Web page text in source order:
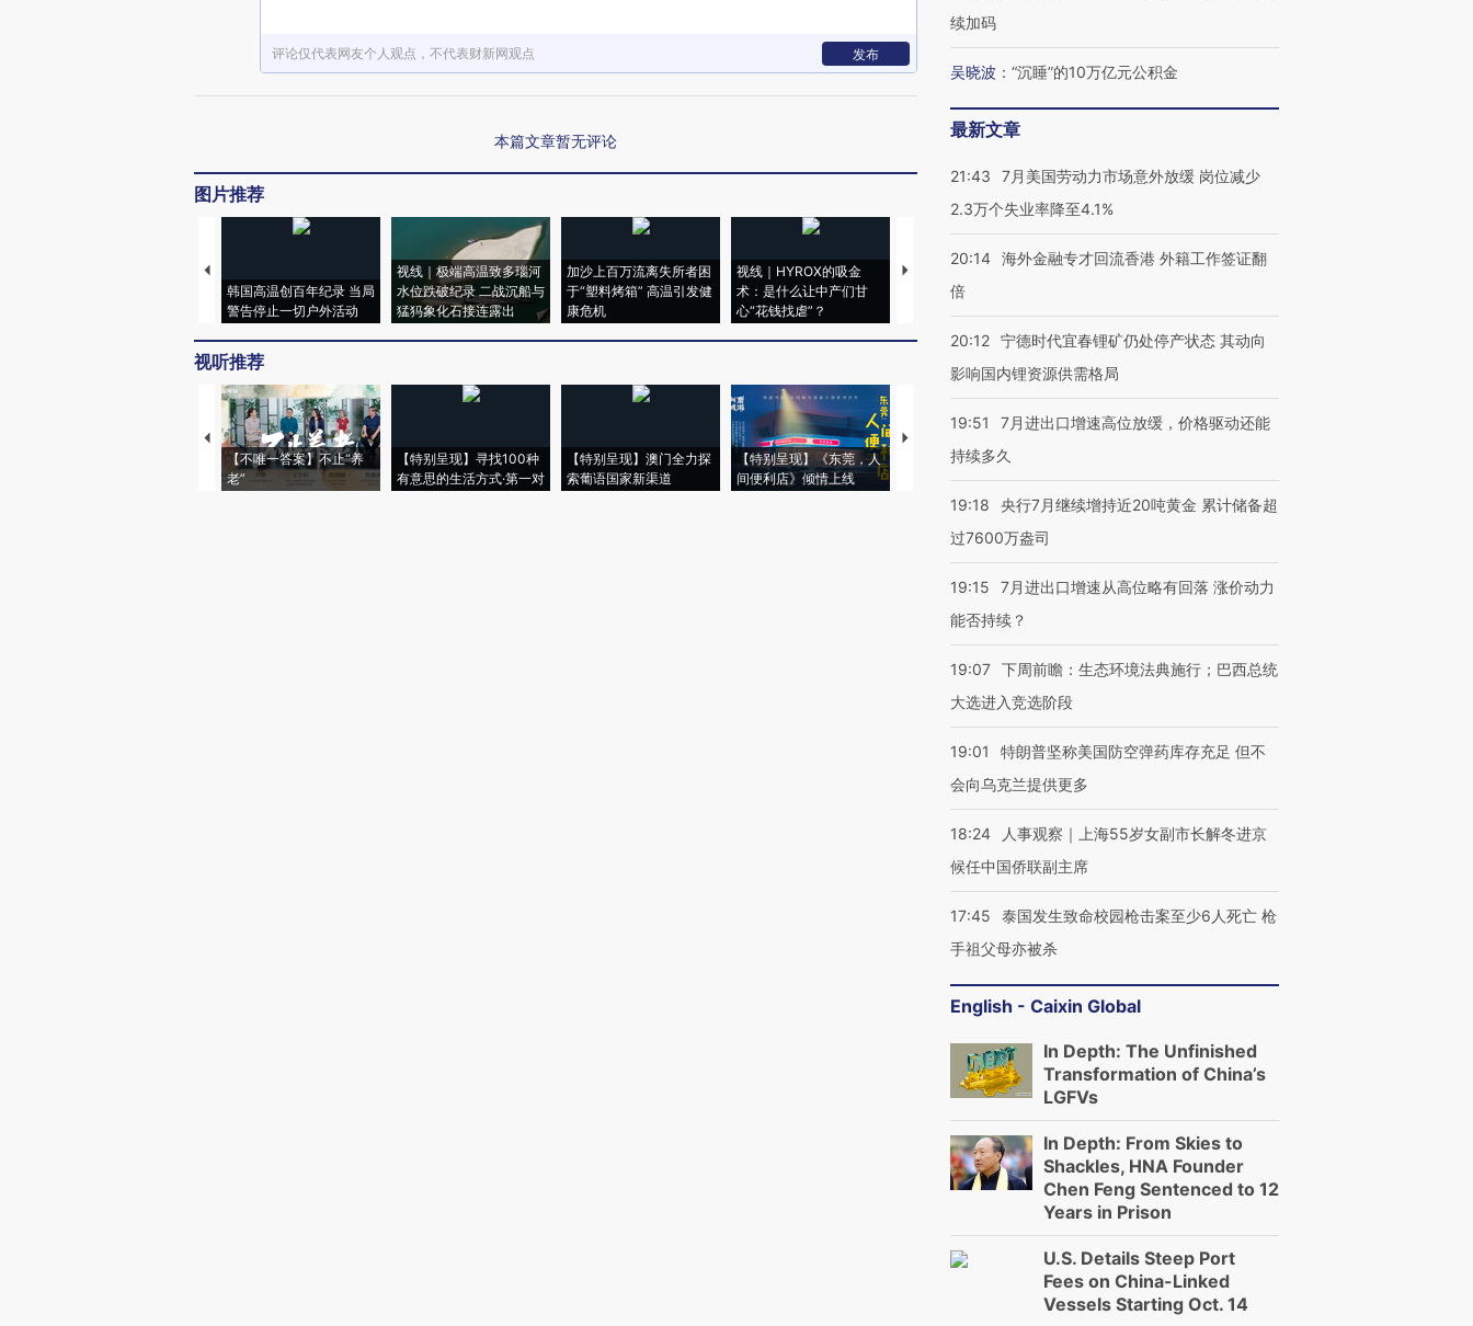
评论仅代表网友个人观点，不代表财新网观点 发布
本篇文章暂无评论
图片推荐
韩国高温创百年纪录 当局
警告停止一切户外活动
视线｜极端高温致多瑙河
水位跌破纪录 二战沉船与
猛犸象化石接连露出
加沙上百万流离失所者困
于“塑料烤箱” 高温引发健
康危机
视线｜HYROX的吸金
术：是什么让中产们甘
心“花钱找虐”？
马航飞行员跨国走私7万
粒摇头丸 尿检体内含3种
视线｜被称为“蟑螂”的印
视线｜“入侵”还是“人道危
视听推荐
【不唯一答案】不止“养
老”
【特别呈现】寻找100种
有意思的生活方式·第一对
【特别呈现】澳门全力探
索葡语国家新渠道
【特别呈现】《东莞，人
间便利店》倾情上线
【推广】走进第四届链博
会，让数智科技“链”接产
有意思的生活方式·第三对
住三大增长引擎是什么？
续加码
吴晓波 ： “沉睡”的10万亿元公积金
最新文章
21:43
7月美国劳动力市场意外放缓 岗位减少
2.3万个失业率降至4.1%
20:14 海外金融专才回流香港 外籍工作签证翻
倍
20:12 宁德时代宜春锂矿仍处停产状态 其动向
影响国内锂资源供需格局
19:51
7月进出口增速高位放缓，价格驱动还能
持续多久
19:18
央行7月继续增持近20吨黄金 累计储备超
过7600万盎司
19:15
7月进出口增速从高位略有回落 涨价动力
能否持续？
19:07 下周前瞻：生态环境法典施行；巴西总统
大选进入竞选阶段
19:01
特朗普坚称美国防空弹药库存充足 但不
会向乌克兰提供更多
18:24
人事观察｜上海55岁女副市长解冬进京
候任中国侨联副主席
17:45
泰国发生致命校园枪击案至少6人死亡 枪
手祖父母亦被杀
English - Caixin Global
In Depth: The Unfinished
Transformation of China’s
LGFVs
In Depth: From Skies to
Shackles, HNA Founder
Chen Feng Sentenced to 12
Years in Prison
U.S. Details Steep Port
Fees on China-Linked
Vessels Starting Oct. 14